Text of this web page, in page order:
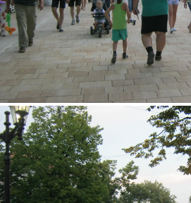
img_2996.jpg